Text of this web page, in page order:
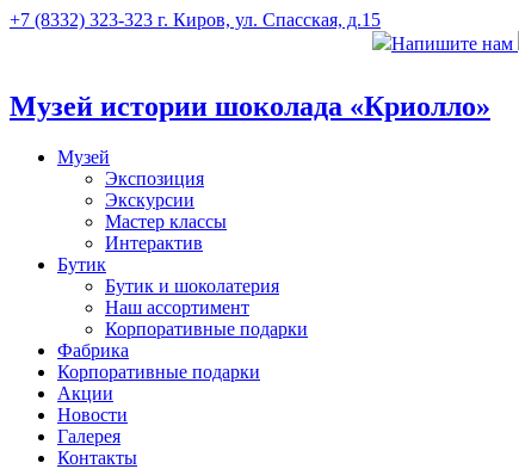
+7 (8332) 323-323 г. Киров, ул. Спасская, д.15
Напишите нам
Музей истории шоколада «Криолло»
Музей
Экспозиция
Экскурсии
Мастер классы
Интерактив
Бутик
Бутик и шоколатерия
Наш ассортимент
Корпоративные подарки
Фабрика
Корпоративные подарки
Акции
Новости
Галерея
Контакты